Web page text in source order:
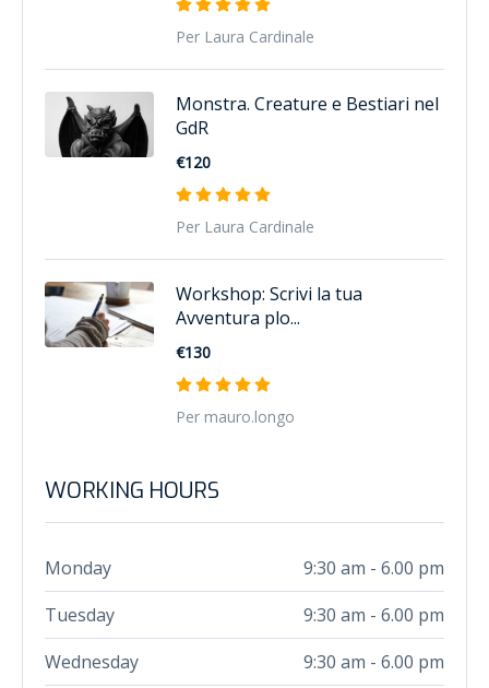
Per Laura Cardinale
Monstra. Creature e Bestiari nel
GdR
€120
Per Laura Cardinale
Workshop: Scrivi la tua
Avventura plo...
€130
Per mauro.longo
WORKING HOURS
Monday
9:30 am - 6.00 pm
Tuesday
9:30 am - 6.00 pm
Wednesday
9:30 am - 6.00 pm